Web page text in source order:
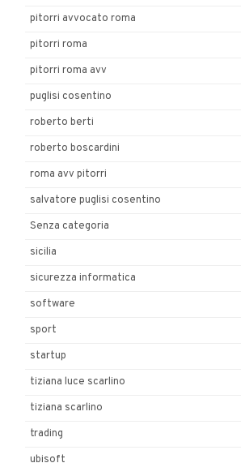
pitorri avvocato roma
pitorri roma
pitorri roma avv
puglisi cosentino
roberto berti
roberto boscardini
roma avv pitorri
salvatore puglisi cosentino
Senza categoria
sicilia
sicurezza informatica
software
sport
startup
tiziana luce scarlino
tiziana scarlino
trading
ubisoft